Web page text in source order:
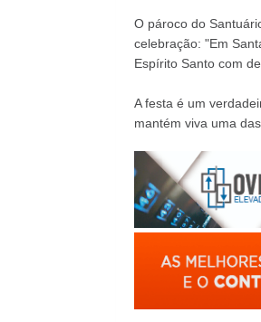
O pároco do
celebração: "Em
Espírito Santo com
A festa é um
mantém viva uma